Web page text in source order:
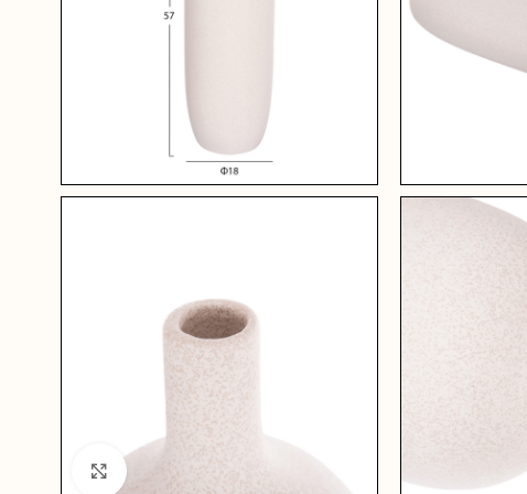
Click to enlarge